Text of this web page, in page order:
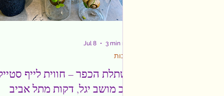
משתלת הכפר – חווית לייף
בלב מושב יגל, דקות מתל אביב
צרכנות
Jul 8 3 min read